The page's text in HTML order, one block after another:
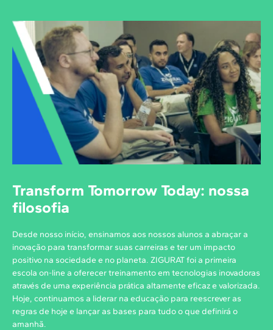
Transform Tomorrow Today: nossa
filosofia
Desde nosso início, ensinamos aos nossos alunos a abraçar a
inovação para transformar suas carreiras e ter um impacto
positivo na sociedade e no planeta. ZIGURAT foi a primeira
escola on-line a oferecer treinamento em tecnologias inovadoras
através de uma experiência prática altamente eficaz e valorizada.
Hoje, continuamos a liderar na educação para reescrever as
regras de hoje e lançar as bases para tudo o que definirá o
amanhã.